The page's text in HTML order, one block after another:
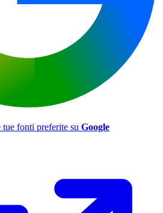
tue fonti preferite su Google